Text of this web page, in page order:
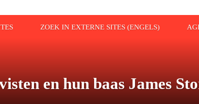
ZOEK IN EXTERNE SITES (ENGELS)
en hun baas James